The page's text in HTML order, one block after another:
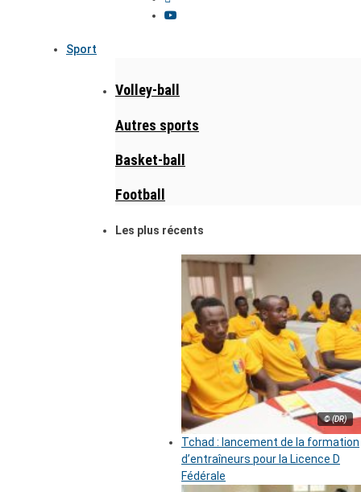
Sport
Volley-ball
Autres sports
Basket-ball
Football
Les plus récents
© (DR)
Tchad : lancement de la formation
d’entraîneurs pour la Licence D
Fédérale